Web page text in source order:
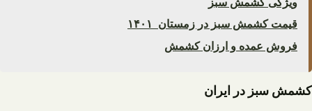
قیمت کشمش سبز در زمستان ۱۴۰۱
فروش عمده و ارزان کشمش
کشمش سبز در ایران